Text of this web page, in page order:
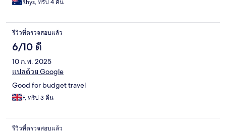
Rhys, ทริป 4 คืน
รีวิวที่ตรวจสอบแล้ว
6/10 ดี
10 ก.พ. 2025
แปลด้วย Google
Good for budget travel
F, ทริป 3 คืน
รีวิวที่ตรวจสอบแล้ว